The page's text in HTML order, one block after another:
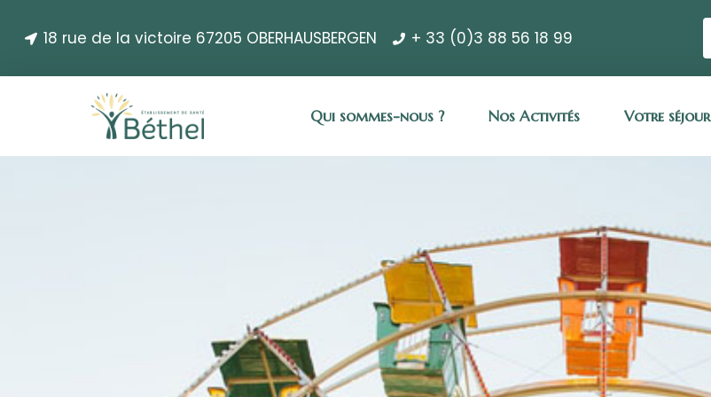
18 rue de la victoire 67205 OBERHAUSBERGEN + 33 (0)3 88 56 18 99
Qui sommes-nous ? Nos Activités Votre séjour